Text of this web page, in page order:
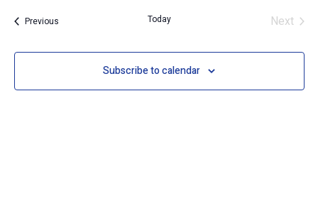
PreviousEvents Today Next
Subscribe to calendar